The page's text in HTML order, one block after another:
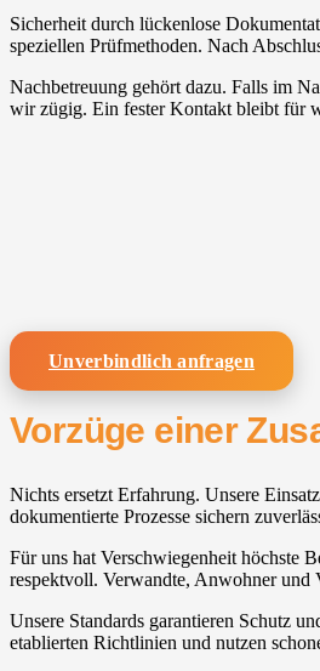
Sicherheit durch lückenlose
speziellen Prüfmethoden. Nach
Nachbetreuung gehört dazu. Falls im
wir zügig. Ein fester Kontakt bleibt für
Unverbindlich anfragen
Vorzüge einer
Nichts ersetzt Erfahrung. Unsere
dokumentierte Prozesse sichern
Für uns hat Verschwiegenheit höchste
respektvoll. Verwandte, Anwohner und
Unsere Standards garantieren Schutz
etablierten Richtlinien und nutzen